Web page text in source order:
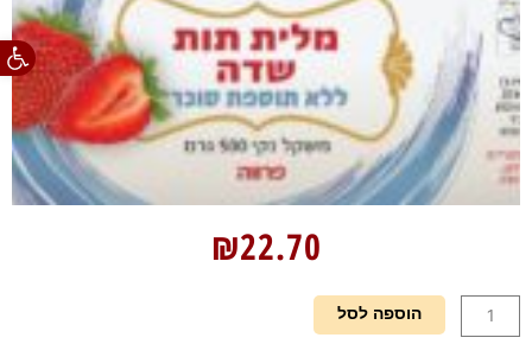
פתח
₪22.70
כמות
של
הוספה לסל